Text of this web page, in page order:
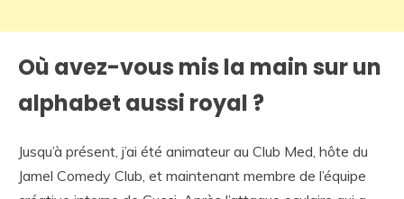
Où avez-vous mis la main sur un
alphabet aussi royal ?
Jusqu’à présent, j’ai été animateur au Club Med, hôte du
Jamel Comedy Club, et maintenant membre de l’équipe